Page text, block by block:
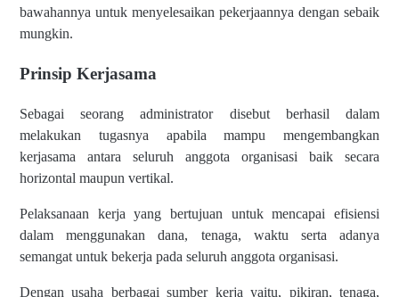
bawahannya untuk menyelesaikan pekerjaannya dengan sebaik
mungkin.
Prinsip Kerjasama
Sebagai seorang administrator disebut berhasil dalam
melakukan tugasnya apabila mampu mengembangkan
kerjasama antara seluruh anggota organisasi baik secara
horizontal maupun vertikal.
Pelaksanaan kerja yang bertujuan untuk mencapai efisiensi
dalam menggunakan dana, tenaga, waktu serta adanya
semangat untuk bekerja pada seluruh anggota organisasi.
Dengan usaha berbagai sumber kerja yaitu, pikiran, tenaga,